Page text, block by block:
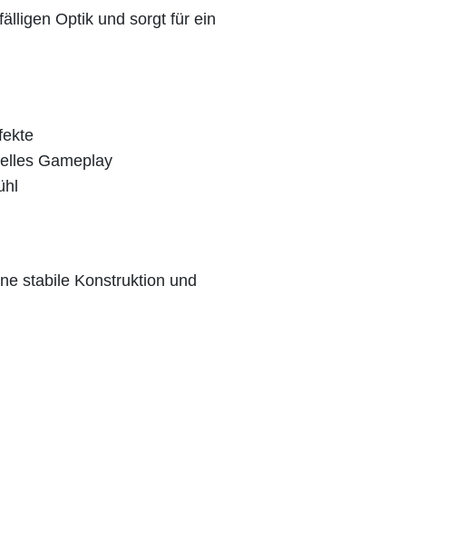
Optik und sorgt für ein
Gameplay
stabile Konstruktion und